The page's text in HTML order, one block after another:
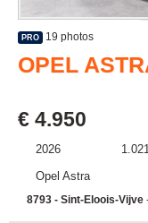
PRO 19 photos
OPEL
€ 4.950
2026
Opel Astra
8793 - Sint-Eloois-Vijve